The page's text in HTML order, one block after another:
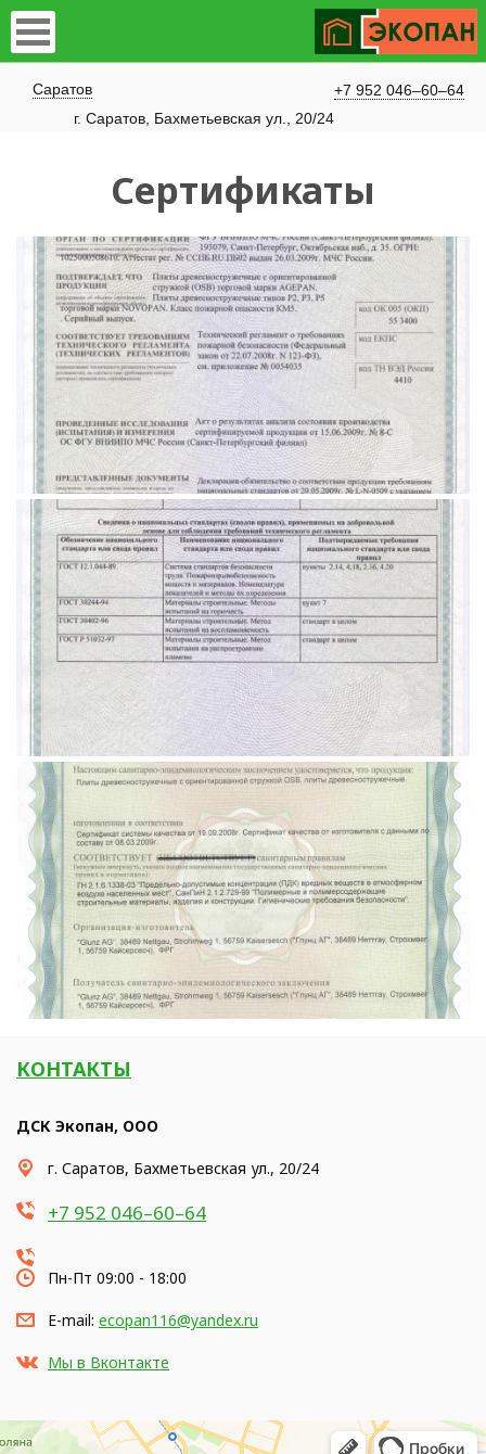
Саратов
+7 952 046–60–64
г. Саратов, Бахметьевская ул., 20/24
Сертификаты
КОНТАКТЫ
ДСК Экопан, ООО
г. Саратов, Бахметьевская ул., 20/24
+7 952 046–60–64
Пн-Пт 09:00 - 18:00
E-mail: ecopan116@yandex.ru
Мы в Вконтакте